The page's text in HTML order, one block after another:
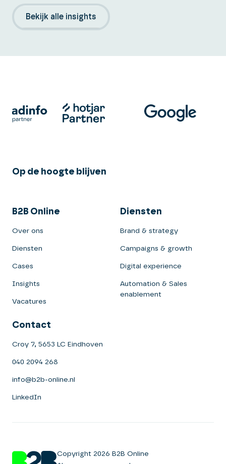
Bekijk alle insights
B2B Online
Over ons
Diensten
Cases
Insights
Vacatures
Diensten
Brand & strategy
Campaigns & growth
Digital experience
Automation & Sales
enablement
Contact
Croy 7, 5653 LC Eindhoven
040 2094 268
info@b2b-online.nl
LinkedIn
Op de hoogte blijven
Copyright 2026 B2B Online